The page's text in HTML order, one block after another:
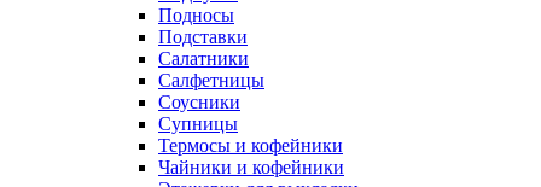
Подносы
Подставки
Салатники
Салфетницы
Соусники
Супницы
Термосы и кофейники
Чайники и кофейники